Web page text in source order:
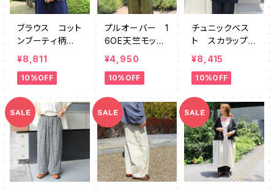
ブラウス コット
ンブーティ柄 Y
KMK0015
¥8,811
10%OFF
プルオーバー 1
6OE天竺モック
ネックボーダ
ー SZ764275
SU
¥4,950
10%OFF
チュニックベス
ト スカラップレ
ース GWMK0
045
¥8,415
10%OFF